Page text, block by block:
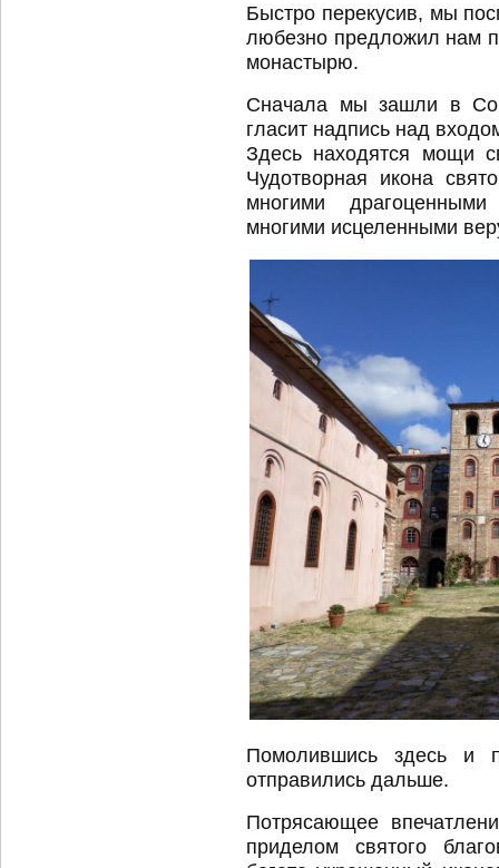
Быстро перекусив, мы
любезно предложил нам
монастырю.
Сначала мы зашли в
гласит надпись над
Здесь находятся мощи
Чудотворная икона
многими
многими исцеленными
Помолившись здесь и
отправились дальше.
Потрясающее
приделом святого